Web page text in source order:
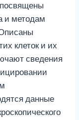
и методам
клеток и их
сведения
данные